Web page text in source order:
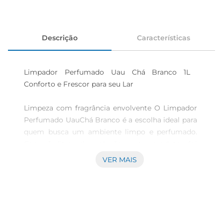
Descrição Características
Limpador Perfumado Uau Chá Branco 1L
Conforto e Frescor para seu Lar
Limpeza com fragrância envolvente O Limpador
Perfumado UauChá Branco é a escolha ideal para
quem busca um ambiente limpo e perfumado.
desenvolvido para facilitar a limpeza do seu lar,
VER MAIS